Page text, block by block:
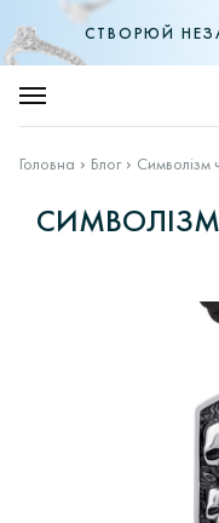
СТВОРЮЙ
Головна Блог Символізм
СИМВОЛІЗМ